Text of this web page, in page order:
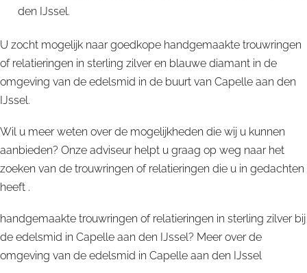
den IJssel.
U zocht mogelijk naar goedkope handgemaakte trouwringen
of relatieringen in sterling zilver en blauwe diamant in de
omgeving van de edelsmid in de buurt van Capelle aan den
IJssel.
Wil u meer weten over de mogelijkheden die wij u kunnen
aanbieden? Onze adviseur helpt u graag op weg naar het
zoeken van de trouwringen of relatieringen die u in gedachten
heeft .
handgemaakte trouwringen of relatieringen in sterling zilver bij
de edelsmid in Capelle aan den IJssel? Meer over de
omgeving van de edelsmid in Capelle aan den IJssel